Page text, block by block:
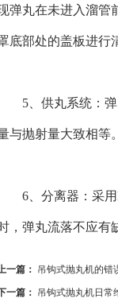
弹丸在未进入溜管
底部处的盖板进行
5、供丸系统：
与抛射量大致相等
6、分离器：采
，弹丸流落不应有
一篇： 吊钩式抛丸机的错
一篇： 吊钩式抛丸机日常